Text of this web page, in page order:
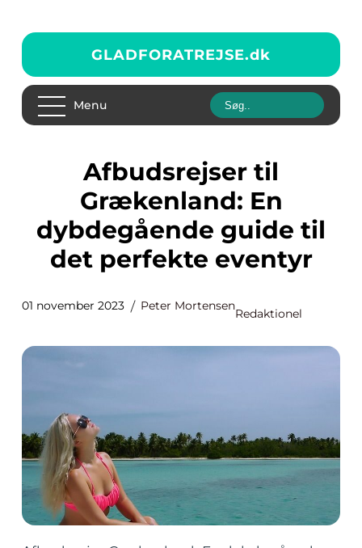
GLADFORATREJSE.dk
Menu
Afbudsrejser til
Grækenland: En
dybdegående guide til
det perfekte eventyr
01 november 2023 Peter Mortensen
Redaktionel